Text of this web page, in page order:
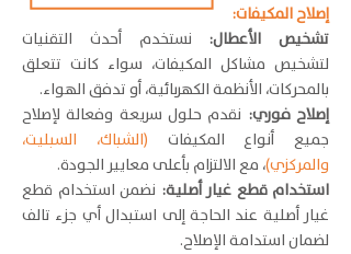
إصلاح المكيفات:
تشخيص الأعطال: نستخدم أحدث التقنيات
لتشخيص مشاكل المكيفات، سواء كانت تتعلق
بالمحركات، الأنظمة الكهربائية، أو تدفق الهواء.
إصلاح فوري: نقدم حلول سريعة وفعالة لإصلاح
جميع أنواع المكيفات (الشباك، السبليت،
والمركزي)، مع الالتزام بأعلى معايير الجودة.
استخدام قطع غيار أصلية: نضمن استخدام قطع
غيار أصلية عند الحاجة إلى استبدال أي جزء تالف
لضمان استدامة الإصلاح.